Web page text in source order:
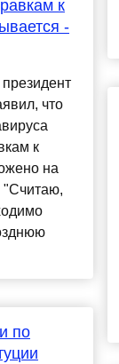
к
-
что
к
на
"Считаю,
по